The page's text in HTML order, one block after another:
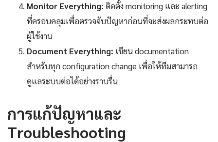
Monitor Everything: ติดตั้ง monitoring และ alerting
ที่ครอบคลุมเพื่อตรวจจับปัญหาก่อนที่จะส่งผลกระทบต่อ
ผู้ใช้งาน
Document Everything: เขียน documentation
สำหรับทุก configuration change เพื่อให้ทีมสามารถ
ดูแลระบบต่อได้อย่างราบรื่น
การแก้ปัญหาและ
Troubleshooting